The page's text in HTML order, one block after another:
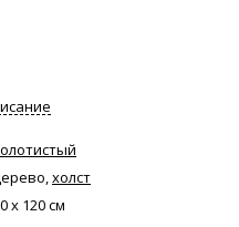
холст
х 120 см